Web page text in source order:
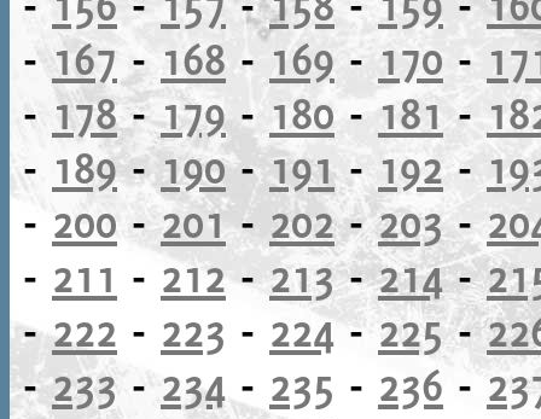
- 167 -168 -169 - 170 -
- 178-179- 180 - 181 -
- 189-190-191- 192-
- 200 -201- 202-203-
- 211 - 212-213-214-
-222 - 223 - 224-225-
-233-234 - 235 - 236 -